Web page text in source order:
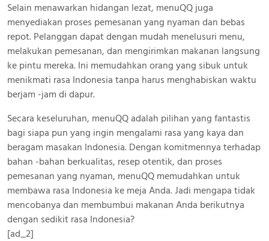
Selain menawarkan hidangan lezat, menuQQ juga
menyediakan proses pemesanan yang nyaman dan bebas
repot. Pelanggan dapat dengan mudah menelusuri menu,
melakukan pemesanan, dan mengirimkan makanan langsung
ke pintu mereka. Ini memudahkan orang yang sibuk untuk
menikmati rasa Indonesia tanpa harus menghabiskan waktu
berjam -jam di dapur.
Secara keseluruhan, menuQQ adalah pilihan yang fantastis
bagi siapa pun yang ingin mengalami rasa yang kaya dan
beragam masakan Indonesia. Dengan komitmennya terhadap
bahan -bahan berkualitas, resep otentik, dan proses
pemesanan yang nyaman, menuQQ memudahkan untuk
membawa rasa Indonesia ke meja Anda. Jadi mengapa tidak
mencobanya dan membumbui makanan Anda berikutnya
dengan sedikit rasa Indonesia?
[ad_2]